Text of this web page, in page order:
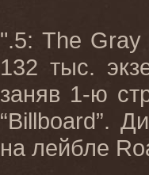
".5: The
132 тыс.
заняв 1-ю
“Billboard”.
на лейбле